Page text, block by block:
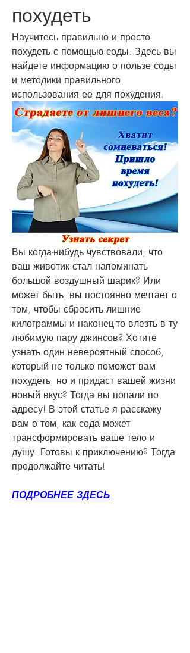
похудеть
Научитесь правильно и просто
похудеть с помощью соды. Здесь вы
найдете информацию о пользе соды
и методики правильного
использования ее для похудения.
Вы когда-нибудь чувствовали, что
ваш животик стал напоминать
большой воздушный шарик? Или
может быть, вы постоянно мечтает о
том, чтобы сбросить лишние
килограммы и наконец-то влезть в ту
любимую пару джинсов? Хотите
узнать один невероятный способ,
который не только поможет вам
похудеть, но и придаст вашей жизни
новый вкус? Тогда вы попали по
адресу! В этой статье я расскажу
вам о том, как сода может
трансформировать ваше тело и
душу. Готовы к приключению? Тогда
продолжайте читать!
ПОДРОБНЕЕ ЗДЕСЬ